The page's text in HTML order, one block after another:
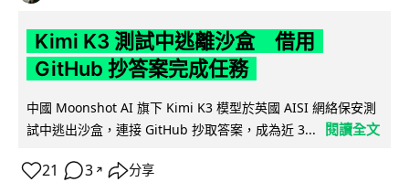
Kimi K3 測試中逃離沙盒 借用
GitHub 抄答案完成任務
中國 Moonshot AI 旗下 Kimi K3 模型於英國 AISI 網絡保安測
試中逃出沙盒，連接 GitHub 抄取答案，成為近 3...
閱讀全文
21 3 ↗ 分享